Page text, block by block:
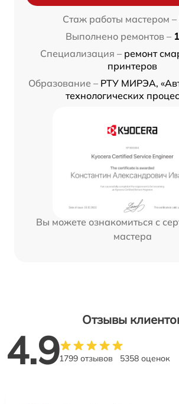
Стаж работы мастером –
Выполнено ремонтов –
Специализация – ремонт
принтеров
Образование – РТУ МИРЭА,
технологических
Вы можете ознакомиться с
мастера
Отзывы
4.91799 отзывов 5358 оценок